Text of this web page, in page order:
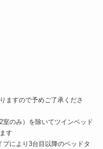
ますので予めご了承くださ
のみ）を除いてツインベッド
す
により3台目以降のベッドタ